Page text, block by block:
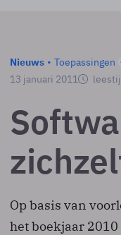
Nieuws
Toepassingen
13 januari 2011
Op basis van
het boekjaar